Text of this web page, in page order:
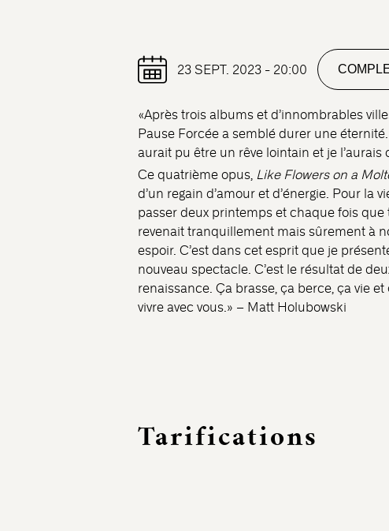
23 SEPT. 2023 - 20:00
«Après trois albums et d’innombrables
Pause Forcée a semblé durer une
aurait pu être un rêve lointain et je l’aurais
Ce quatrième opus, Like Flowers on a
d’un regain d’amour et d’énergie. Pour la
passer deux printemps et chaque fois
revenait tranquillement mais sûrement à
espoir. C’est dans cet esprit que je
nouveau spectacle. C’est le résultat de
renaissance. Ça brasse, ça berce, ça vie
vivre avec vous.» – Matt Holubowski
Tarifications